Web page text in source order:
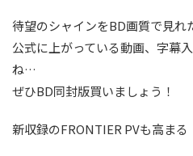
待望のシャインをBD画質で見れ
公式に上がっている動画、字幕
ね…
ぜひBD同封版買いましょう！
新収録のFRONTIER PVも高まる